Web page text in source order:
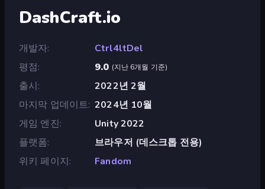
DashCraft.io
개발자
Ctrl4ltDel
평점
9.0 (지난 6개월 기준)
출시
2022년 2월
마지막 업데이트 2024년 10월
게임 엔진
Unity 2022
플랫폼
브라우저 (데스크톱 전용)
위키 페이지
Fandom